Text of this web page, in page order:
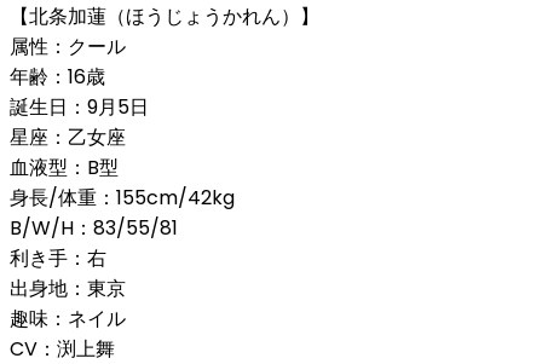
【北条加蓮（ほうじょうかれん）】
属性：クール
年齢：16歳
誕生日：9月5日
星座：乙女座
血液型：B型
身長/体重：155cm/42kg
B/W/H：83/55/81
利き手：右
出身地：東京
趣味：ネイル
CV：渕上舞